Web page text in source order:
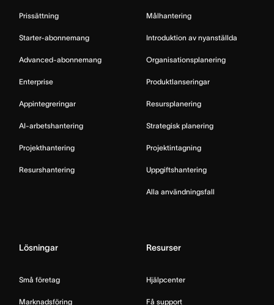
Prissättning
Starter-abonnemang
Advanced-abonnemang
Enterprise
Appintegreringar
AI-arbetshantering
Projekthantering
Resurshantering
Målhantering
Introduktion av nyanställda
Organisationsplanering
Produktlanseringar
Resursplanering
Strategisk planering
Projektintagning
Uppgiftshantering
Alla användningsfall
Lösningar
Små företag
Marknadsföring
Resurser
Hjälpcenter
Få support